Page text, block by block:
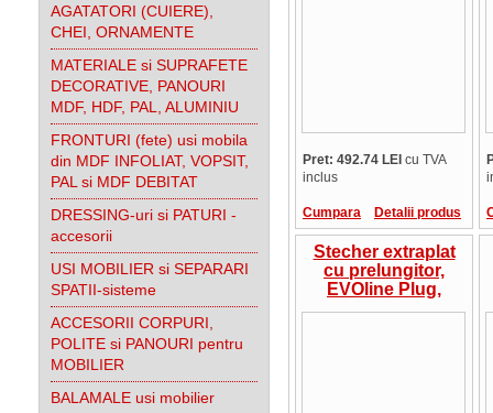
AGATATORI (CUIERE),
CHEI, ORNAMENTE
MATERIALE si SUPRAFETE
DECORATIVE, PANOURI
MDF, HDF, PAL, ALUMINIU
FRONTURI (fete) usi mobila
din MDF INFOLIAT, VOPSIT,
PAL si MDF DEBITAT
DRESSING-uri si PATURI -
accesorii
USI MOBILIER si SEPARARI
SPATII-sisteme
ACCESORII CORPURI,
POLITE si PANOURI pentru
MOBILIER
BALAMALE usi mobilier
Pret: 492.74 LEI cu TVA
inclus
Cumpara Detalii produs
Stecher extraplat
cu prelungitor,
EVOline Plug,
250V, 16A,1.5 ml